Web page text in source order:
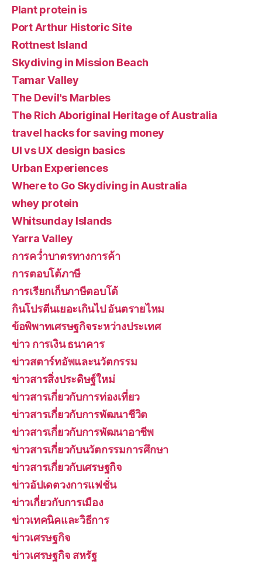
Plant protein is
Port Arthur Historic Site
Rottnest Island
Skydiving in Mission Beach
Tamar Valley
The Devil's Marbles
The Rich Aboriginal Heritage of Australia
travel hacks for saving money
UI vs UX design basics
Urban Experiences
Where to Go Skydiving in Australia
whey protein
Whitsunday Islands
Yarra Valley
การคว่ำบาตรทางการค้า
การตอบโต้ภาษี
การเรียกเก็บภาษีตอบโต้
กินโปรตีนเยอะเกินไป อันตรายไหม
ข้อพิพาทเศรษฐกิจระหว่างประเทศ
ข่าว การเงิน ธนาคาร
ข่าวสตาร์ทอัพและนวัตกรรม
ข่าวสารสิ่งประดิษฐ์ใหม่
ข่าวสารเกี่ยวกับการท่องเที่ยว
ข่าวสารเกี่ยวกับการพัฒนาชีวิต
ข่าวสารเกี่ยวกับการพัฒนาอาชีพ
ข่าวสารเกี่ยวกับนวัตกรรมการศึกษา
ข่าวสารเกี่ยวกับเศรษฐกิจ
ข่าวอัปเดตวงการแฟชั่น
ข่าวเกี่ยวกับการเมือง
ข่าวเทคนิคและวิธีการ
ข่าวเศรษฐกิจ
ข่าวเศรษฐกิจ สหรัฐ